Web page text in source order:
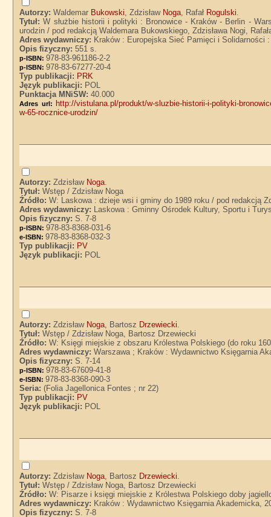
Autorzy:Waldemar Bukowski, Zdzisław Noga, Rafał Rogulski.
Tytuł:W służbie historii i polityki : Bronowice - Kraków - Berlin -
urodzin / pod redakcją Waldemara Bukowskiego, Zdzisława Nogi,
Adres wydawniczy: Kraków : Europejska Sieć Pamięci i Solidarności
Opis fizyczny:551 s.
p-ISBN:978-83-961186-2-2
p-ISBN:978-83-67277-20-4
Typ publikacji: PRK
Język publikacji: POL
Punktacja MNiSW:40.000
Adres url:
http://vistulana.pl/produkt/w-sluzbie-historii-i-polityki-
w-65-rocznice-urodzin/
Autorzy:Zdzisław Noga.
Tytuł:Wstęp / Zdzisław Noga
Źródło:W: Laskowa : dzieje wsi i gminy do 1989 roku / pod redakcją
Adres wydawniczy: Laskowa : Gminny Ośrodek Kultury, Sportu i
Opis fizyczny:S. 7-8
p-ISBN:978-83-8368-031-6
e-ISBN:978-83-8368-032-3
Typ publikacji: PV
Język publikacji: POL
Autorzy:Zdzisław Noga, Bartosz Drzewiecki.
Tytuł:Wstęp / Zdzisław Noga, Bartosz Drzewiecki
Źródło:W: Księgi miejskie z obszaru Królestwa Polskiego (do roku
Adres wydawniczy:Warszawa ; Kraków : Wydawnictwo Księgarnia
Opis fizyczny:S. 7-14
p-ISBN:978-83-67609-41-8
e-ISBN:978-83-8368-090-3
Seria:(Folia Jagellonica Fontes ; nr 22)
Typ publikacji: PV
Język publikacji: POL
Autorzy:Zdzisław Noga, Bartosz Drzewiecki.
Tytuł:Wstęp / Zdzisław Noga, Bartosz Drzewiecki
Źródło:W: Pisarze i księgi miejskie z Królestwa Polskiego doby
Adres wydawniczy: Kraków : Wydawnictwo Księgarnia Akademicka,
Opis fizyczny:S. 7-8